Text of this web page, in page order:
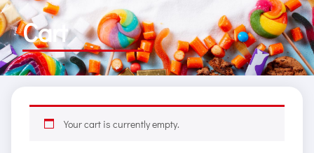
Cart
Your cart is currently empty.